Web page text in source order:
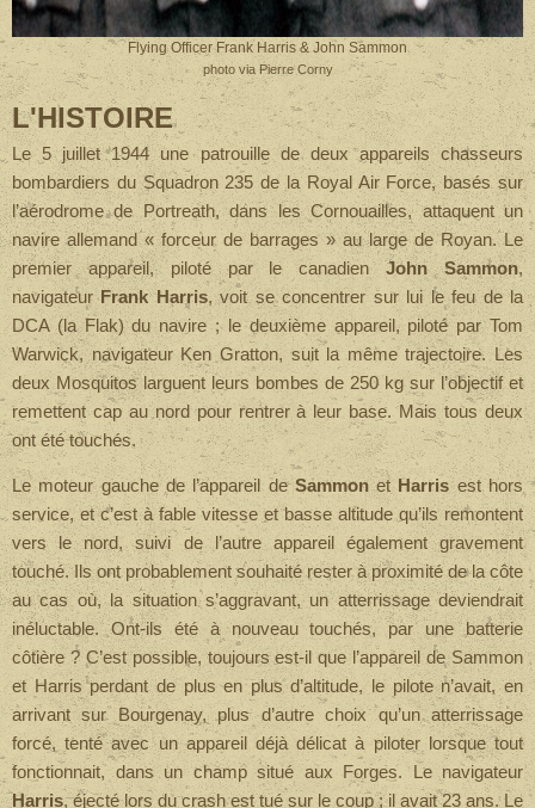
Flying Officer Frank Harris & John Sammon
photo via Pierre Corny
L'HISTOIRE
Le 5 juillet 1944 une patrouille de deux appareils chasseurs
bombardiers du Squadron 235 de la Royal Air Force, basés sur
l’aérodrome de Portreath, dans les Cornouailles, attaquent un
navire allemand « forceur de barrages » au large de Royan.Le
premier appareil, piloté par le canadienJohn Sammon,
navigateur Frank Harris, voit se concentrer sur lui le feu de la
DCA (la Flak) du navire ; le deuxième appareil, piloté par Tom
Warwick, navigateur Ken Gratton, suit la même trajectoire. Les
deux Mosquitos larguent leurs bombes de 250 kgsur l’objectif et
remettent cap au nord pour rentrer à leur base. Mais tous deux
ont été touchés.
Le moteur gauche de l’appareil deSammonet Harrisest hors
service, et c’est à fable vitesse et basse altitude qu’ils remontent
vers le nord, suivi de l’autre appareil également gravement
touché. Ils ont probablement souhaité rester à proximité de la côte
au cas où, la situation s’aggravant, un atterrissage deviendrait
inéluctable. Ont-ils été à nouveau touchés, par une batterie
côtière ? C’est possible, toujours est-il que l’appareil de Sammon
et Harris perdant de plus en plus d’altitude, le pilote n’avait, en
arrivant sur Bourgenay, plus d’autre choix qu’un atterrissage
forcé, tenté avec un appareil déjà délicat à piloter lorsque tout
fonctionnait, dans un champ situé aux Forges.Le navigateur
Harris, éjecté lors du crash est tué sur le coup ; il avait 23 ans. Le